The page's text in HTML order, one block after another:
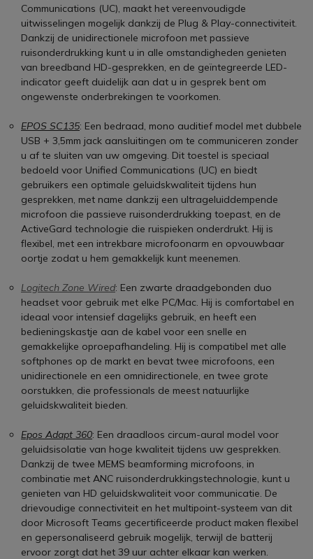
Communications (UC), maakt het vereenvoudigde
uitwisselingen mogelijk dankzij de Plug & Play-connectiviteit.
Dankzij de unidirectionele microfoon met passieve
ruisonderdrukking kunt u in alle omstandigheden genieten
van breedband HD-gesprekken, en de geïntegreerde LED-
indicator geeft duidelijk aan dat u in gesprek bent om
ongewenste onderbrekingen te voorkomen.
EPOS SC135: Een bedraad, mono auditief model met dubbele
USB + 3,5mm jack aansluitingen om te communiceren zonder
u af te sluiten van uw omgeving. Dit toestel is speciaal
bedoeld voor Unified Communications (UC) en biedt
gebruikers een optimale geluidskwaliteit tijdens hun
gesprekken, met name dankzij een ultrageluiddempende
microfoon die passieve ruisonderdrukking toepast, en de
ActiveGard technologie die ruispieken onderdrukt. Hij is
flexibel, met een intrekbare microfoonarm en opvouwbaar
oortje zodat u hem gemakkelijk kunt meenemen.
Logitech Zone Wired: Een zwarte draadgebonden duo
headset voor gebruik met elke PC/Mac. Hij is comfortabel en
ideaal voor intensief dagelijks gebruik, en heeft een
bedieningskastje aan de kabel voor een snelle en
gemakkelijke oproepafhandeling. Hij is compatibel met alle
softphones op de markt en bevat twee microfoons, een
unidirectionele en een omnidirectionele, en twee grote
oorstukken, die professionals de meest natuurlijke
geluidskwaliteit bieden.
Epos Adapt 360: Een draadloos circum-aural model voor
geluidsisolatie van hoge kwaliteit tijdens uw gesprekken.
Dankzij de twee MEMS beamforming microfoons, in
combinatie met ANC ruisonderdrukkingstechnologie, kunt u
genieten van HD geluidskwaliteit voor communicatie. De
drievoudige connectiviteit en het multipoint-systeem van dit
door Microsoft Teams gecertificeerde product maken flexibel
en gepersonaliseerd gebruik mogelijk, terwijl de batterij
ervoor zorgt dat het 39 uur achter elkaar kan werken.